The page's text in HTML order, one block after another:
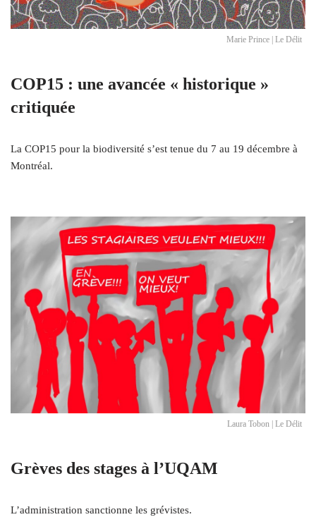
Marie Prince | Le Délit
COP15 : une avancée « historique »
critiquée
La COP15 pour la biodiversité s’est tenue du 7 au 19 décembre à
Montréal.
Laura Tobon | Le Délit
Grèves des stages à l’UQAM
L’administration sanctionne les grévistes.